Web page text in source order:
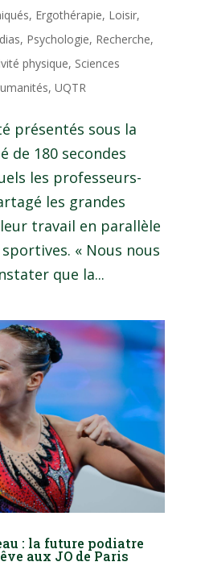
, Ergothérapie, Loisir,
, Psychologie, Recherche,
physique, Sciences
, UQTR
présentés sous la
de 180 secondes
les professeurs-
les grandes
travail en parallèle
« Nous nous
que la...
: la future podiatre
aux JO de Paris